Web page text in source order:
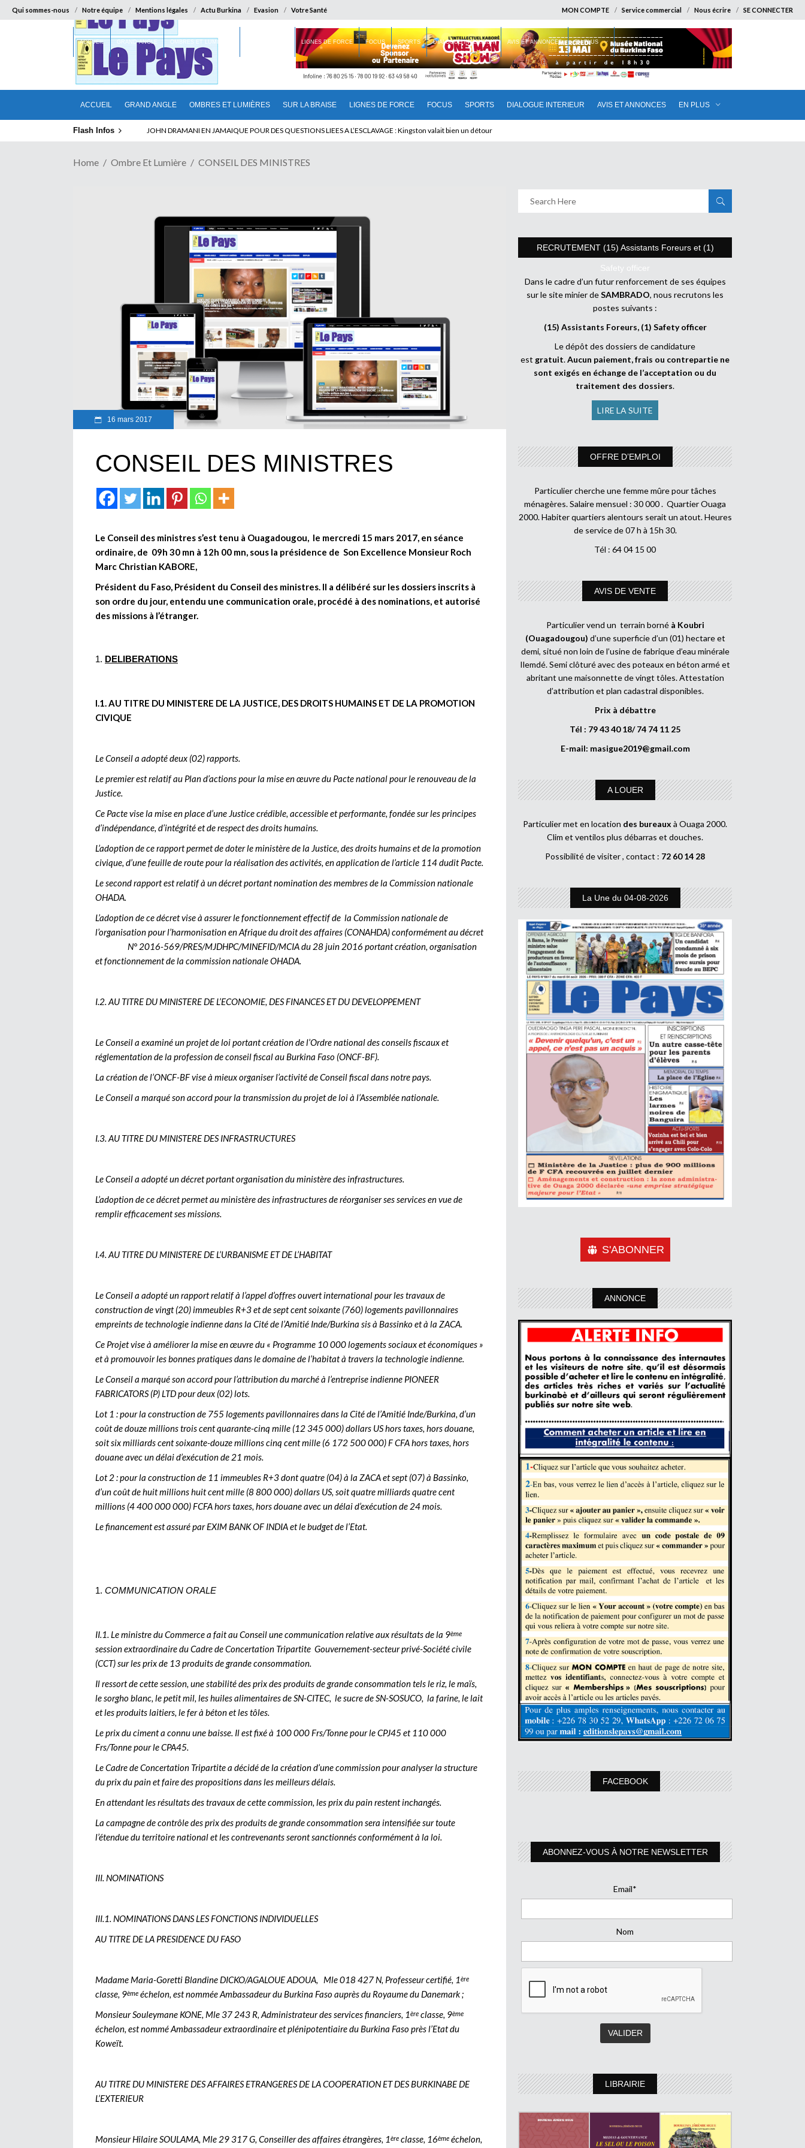
Qui sommes-nous Notre équipe Mentions légales Actu Burkina Evasion Votre Santé MON COMPTE Service commercial Nous écrire SE CONNECTER
ACCUEIL GRAND ANGLE OMBRES ET LUMIÈRES SUR LA BRAISE LIGNES DE FORCE FOCUS SPORTS DIALOGUE INTERIEUR AVIS ET ANNONCES EN PLUS
ACCUEIL GRAND ANGLE OMBRES ET LUMIÈRES LIGNES DE FORCE FOCUS SPORTS DIALOGUE INTERIEUR AVIS ET ANNONCES EN PLUS
Flash Infos JOHN DRAMANI EN JAMAIQUE POUR DES QUESTIONS LIEES A L’ESCLAVAGE : Kingston valait bien un détour
Home Ombre Et Lumière CONSEIL DES MINISTRES
16 mars 2017
CONSEIL DES MINISTRES
Le Conseil des ministres s’est tenu à Ouagadougou, le mercredi 15 mars 2017, en séance
ordinaire, de 09h 30 mn à 12h 00 mn, sous la présidence de Son Excellence Monsieur Roch
Marc Christian KABORE,
Président du Faso, Président du Conseil des ministres. Il a délibéré sur les dossiers inscrits à
son ordre du jour, entendu une communication orale, procédé à des nominations, et autorisé
des missions à l’étranger.
DELIBERATIONS
I.1. AU TITRE DU MINISTERE DE LA JUSTICE, DES DROITS HUMAINS ET DE LA PROMOTION
CIVIQUE
Le Conseil a adopté deux (02) rapports.
Le premier est relatif au Plan d’actions pour la mise en œuvre du Pacte national pour le renouveau de la
Justice.
Ce Pacte vise la mise en place d’une Justice crédible, accessible et performante, fondée sur les principes
d’indépendance, d’intégrité et de respect des droits humains.
L’adoption de ce rapport permet de doter le ministère de la Justice, des droits humains et de la promotion
civique, d’une feuille de route pour la réalisation des activités, en application de l’article 114 dudit Pacte.
Le second rapport est relatif à un décret portant nomination des membres de la Commission nationale
OHADA.
L’adoption de ce décret vise à assurer le fonctionnement effectif de la Commission nationale de
l’organisation pour l’harmonisation en Afrique du droit des affaires (CONAHDA) conformément au décret
N° 2016-569/PRES/MJDHPC/MINEFID/MCIA du 28 juin 2016 portant création, organisation
et fonctionnement de la commission nationale OHADA.
I.2. AU TITRE DU MINISTERE DE L’ECONOMIE, DES FINANCES ET DU DEVELOPPEMENT
Le Conseil a examiné un projet de loi portant création de l’Ordre national des conseils fiscaux et
réglementation de la profession de conseil fiscal au Burkina Faso (ONCF-BF).
La création de l’ONCF-BF vise à mieux organiser l’activité de Conseil fiscal dans notre pays.
Le Conseil a marqué son accord pour la transmission du projet de loi à l’Assemblée nationale.
I.3. AU TITRE DU MINISTERE DES INFRASTRUCTURES
Le Conseil a adopté un décret portant organisation du ministère des infrastructures.
L’adoption de ce décret permet au ministère des infrastructures de réorganiser ses services en vue de
remplir efficacement ses missions.
I.4. AU TITRE DU MINISTERE DE L’URBANISME ET DE L’HABITAT
Le Conseil a adopté un rapport relatif à l’appel d’offres ouvert international pour les travaux de
construction de vingt (20) immeubles R+3 et de sept cent soixante (760) logements pavillonnaires
empreints de technologie indienne dans la Cité de l’Amitié Inde/Burkina sis à Bassinko et à la ZACA.
Ce Projet vise à améliorer la mise en œuvre du « Programme 10 000 logements sociaux et économiques »
et à promouvoir les bonnes pratiques dans le domaine de l’habitat à travers la technologie indienne.
Le Conseil a marqué son accord pour l’attribution du marché à l’entreprise indienne PIONEER
FABRICATORS (P) LTD pour deux (02) lots.
Lot 1 : pour la construction de 755 logements pavillonnaires dans la Cité de l’Amitié Inde/Burkina, d’un
coût de douze millions trois cent quarante-cinq mille (12 345 000) dollars US hors taxes, hors douane,
soit six milliards cent soixante-douze millions cinq cent mille (6 172 500 000) F CFA hors taxes, hors
douane avec un délai d’exécution de 21 mois.
Lot 2 : pour la construction de 11 immeubles R+3 dont quatre (04) à la ZACA et sept (07) à Bassinko,
d’un coût de huit millions huit cent mille (8 800 000) dollars US, soit quatre milliards quatre cent
millions (4 400 000 000) FCFA hors taxes, hors douane avec un délai d’exécution de 24 mois.
Le financement est assuré par EXIM BANK OF INDIA et le budget de l’Etat.
COMMUNICATION ORALE
II.1. Le ministre du Commerce a fait au Conseil une communication relative aux résultats de la 9ème
session extraordinaire du Cadre de Concertation Tripartite Gouvernement-secteur privé-Société civile
(CCT) sur les prix de 13 produits de grande consommation.
Il ressort de cette session, une stabilité des prix des produits de grande consommation tels le riz, le maïs,
le sorgho blanc, le petit mil, les huiles alimentaires de SN-CITEC, le sucre de SN-SOSUCO, la farine, le lait
et les produits laitiers, le fer à béton et les tôles.
Le prix du ciment a connu une baisse. Il est fixé à 100 000 Frs/Tonne pour le CPJ45 et 110 000
Frs/Tonne pour le CPA45.
Le Cadre de Concertation Tripartite a décidé de la création d’une commission pour analyser la structure
du prix du pain et faire des propositions dans les meilleurs délais.
En attendant les résultats des travaux de cette commission, les prix du pain restent inchangés.
La campagne de contrôle des prix des produits de grande consommation sera intensifiée sur toute
l’étendue du territoire national et les contrevenants seront sanctionnés conformément à la loi.
III. NOMINATIONS
III.1. NOMINATIONS DANS LES FONCTIONS INDIVIDUELLES
AU TITRE DE LA PRESIDENCE DU FASO
Madame Maria-Goretti Blandine DICKO/AGALOUE ADOUA, Mle 018 427 N, Professeur certifié, 1ère
classe, 9ème échelon, est nommée Ambassadeur du Burkina Faso auprès du Royaume du Danemark ;
Monsieur Souleymane KONE, Mle 37 243 R, Administrateur des services financiers, 1ère classe, 9ème
échelon, est nommé Ambassadeur extraordinaire et plénipotentiaire du Burkina Faso près l’Etat du
Koweït.
AU TITRE DU MINISTERE DES AFFAIRES ETRANGERES DE LA COOPERATION ET DES BURKINABE DE
L’EXTERIEUR
Monsieur Hilaire SOULAMA, Mle 29 317 G, Conseiller des affaires étrangères, 1ère classe, 16ème échelon,
RECRUTEMENT (15) Assistants Foreurs et (1)
Safety officer
Dans le cadre d’un futur renforcement de ses équipes
sur le site minier deSAMBRADO, nous recrutons les
postes suivants :
(15) Assistants Foreurs, (1) Safety officer
Le dépôt des dossiers de candidature
est gratuit.Aucun paiement, frais ou contrepartie ne
sont exigés en échange de l’acceptation ou du
traitement des dossiers.
LIRE LA SUITE
OFFRE D’EMPLOI
Particulier cherche une femme mûre pour tâches
ménagères. Salaire mensuel : 30 000 . Quartier Ouaga
2000. Habiter quartiers alentours serait un atout. Heures
de service de 07 h à 15h 30.
Tél : 64 04 15 00
AVIS DE VENTE
Particulier vend un terrain borné à Koubri
(Ouagadougou) d’une superficie d’un (01) hectare et
demi, situé non loin de l’usine de fabrique d’eau minérale
Ilemdé. Semi clôturé avec des poteaux en béton armé et
abritant une maisonnette de vingt tôles. Attestation
d’attribution et plan cadastral disponibles.
Prix à débattre
Tél : 79 43 40 18/ 74 74 11 25
E-mail: masigue2019@gmail.com
A LOUER
Particulier met en location des bureaux à Ouaga 2000.
Clim et ventilos plus débarras et douches.
Possibilité de visiter , contact : 72 60 14 28
La Une du 04-08-2026
S'ABONNER
ANNONCE
FACEBOOK
ABONNEZ-VOUS À NOTRE NEWSLETTER
Email*
Nom
LIBRAIRIE